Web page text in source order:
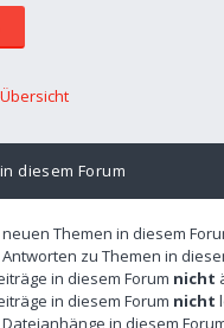
diesem Forum
neuen Themen in diesem
Antworten zu Themen in
in diesem Forum nicht
in diesem Forum nicht
Dateianhänge in diesem